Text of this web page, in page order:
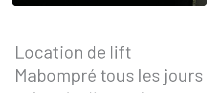
Location de lift
Mabompré tous les jours